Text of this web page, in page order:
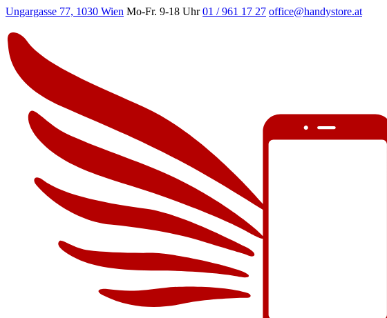
Ungargasse 77, 1030 Wien Mo-Fr. 9-18 Uhr 01 / 961 17 27 office@handystore.at